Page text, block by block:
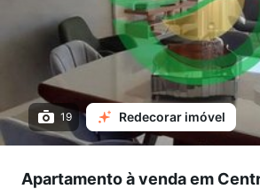
19 Redecorar imóvel
Apartamento à venda em